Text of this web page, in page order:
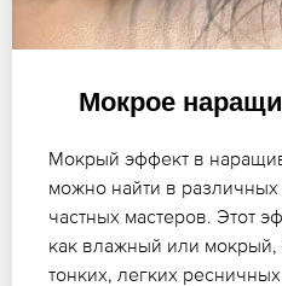
Мокрое
Мокрый эффект в
можно найти в различных
частных мастеров. Этот
как влажный или
тонких, легких